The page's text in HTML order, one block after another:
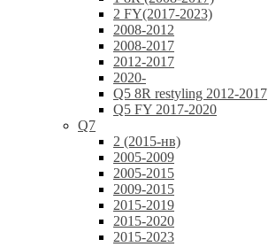
2 FY(2017-2023)
2008-2012
2008-2017
2012-2017
2020-
Q5 8R restyling 2012-2017
Q5 FY 2017-2020
Q7
2 (2015-нв)
2005-2009
2005-2015
2009-2015
2015-2019
2015-2020
2015-2023